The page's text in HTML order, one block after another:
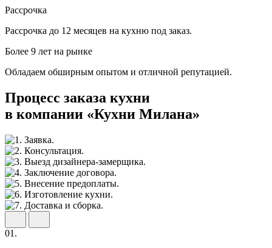
Рассрочка
Рассрочка до 12 месяцев на кухню под заказ.
Более 9 лет на рынке
Обладаем обширным опытом и отличной репутацией.
Процесс заказа кухни
в компании «Кухни Милана»
01.